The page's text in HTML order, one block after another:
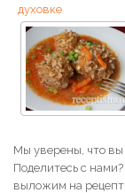
духовке
Мы уверены, что вы
Поделитесь с
выложим на